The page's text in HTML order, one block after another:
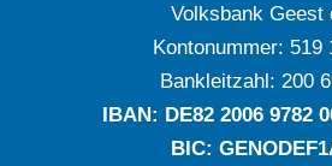
Volksbank Geest
Kontonummer: ‍519
Bankleitzahl: ‍200
IBAN: DE‍82 ‍2006 ‍9782
BIC: